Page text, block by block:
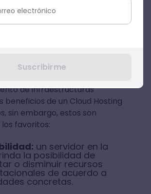
para empresas que quieren
de infraestructuras
beneficios de un Cloud Hosting
sin embargo, estos son
favoritos:
un servidor en la
la posibilidad de
o disminuir recursos
de acuerdo a
concretas.
Suscribirme